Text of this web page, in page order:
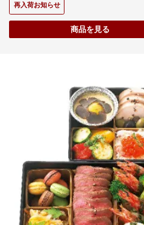
再入荷お知らせ